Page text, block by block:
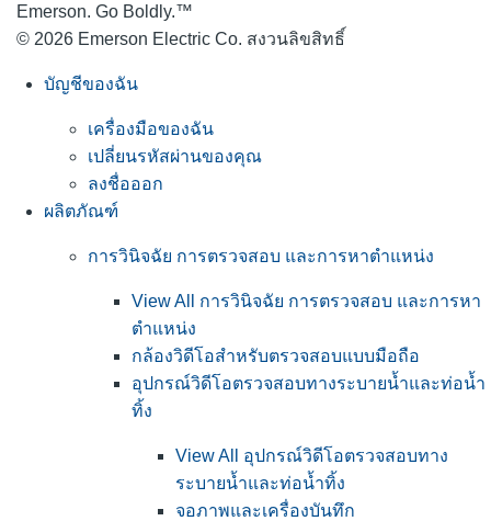
Emerson. Go Boldly.™
© 2026 Emerson Electric Co. สงวนลิขสิทธิ์
บัญชีของฉัน
เครื่องมือของฉัน
เปลี่ยนรหัสผ่านของคุณ
ลงชื่อออก
ผลิตภัณฑ์
การวินิจฉัย การตรวจสอบ และการหาตำแหน่ง
View All การวินิจฉัย การตรวจสอบ และการหา
ตำแหน่ง
กล้องวิดีโอสำหรับตรวจสอบแบบมือถือ
อุปกรณ์วิดีโอตรวจสอบทางระบายน้ำและท่อน้ำ
ทิ้ง
View All อุปกรณ์วิดีโอตรวจสอบทาง
ระบายน้ำและท่อน้ำทิ้ง
จอภาพและเครื่องบันทึก